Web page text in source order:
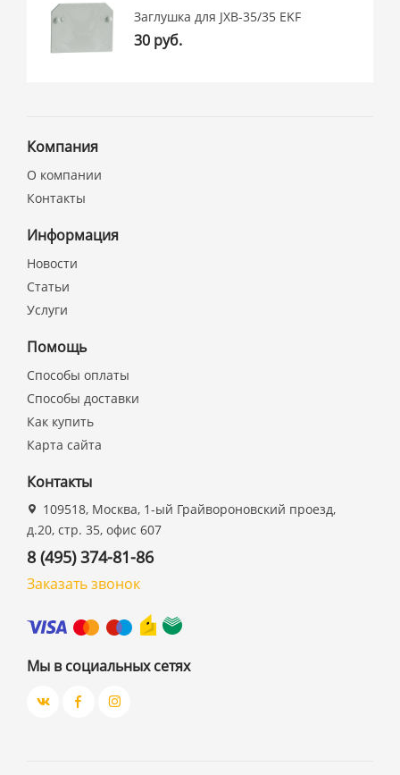
Заглушка для JXB-35/35 EKF
30 руб.
Компания
О компании
Контакты
Информация
Новости
Статьи
Услуги
Помощь
Способы оплаты
Способы доставки
Как купить
Карта сайта
Контакты
109518, Москва, 1-ый Грайвороновский проезд,
д.20, стр. 35, офис 607
8 (495) 374-81-86
Заказать звонок
Мы в социальных сетях